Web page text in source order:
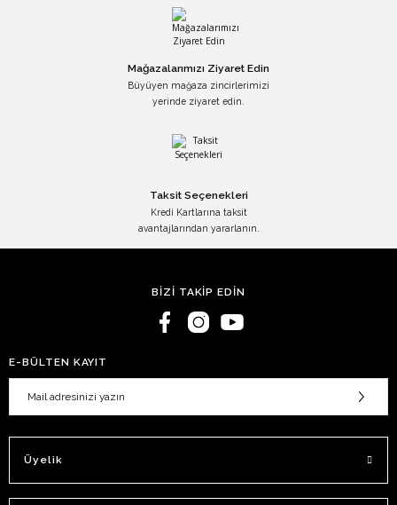
Mağazalarımızı Ziyaret Edin
Büyüyen mağaza zincirlerimizi
yerinde ziyaret edin.
Taksit Seçenekleri
Kredi Kartlarına taksit
avantajlarından yararlanın.
BİZİ TAKİP EDİN
E-BÜLTEN KAYIT
Üyelik